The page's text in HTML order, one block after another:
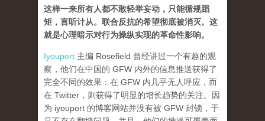
这样一来所有人都不敢轻举妄动，只能循规蹈
矩，言听计从。联合反抗的希望彻底被消灭。这
就是心理暗示对行为操纵实现的革命性影响。
Iyouport 主编 Rosefield 曾经讲过一个有趣的观
察，他们在中国的 GFW 内外的信息推送获得了
完全不同的效果：在 GFW 内几乎无人呼应，而
在 Twitter，则获得了明显的增长趋势的关注。因
为 iyouport 的博客网站并没有被 GFW 封锁，于